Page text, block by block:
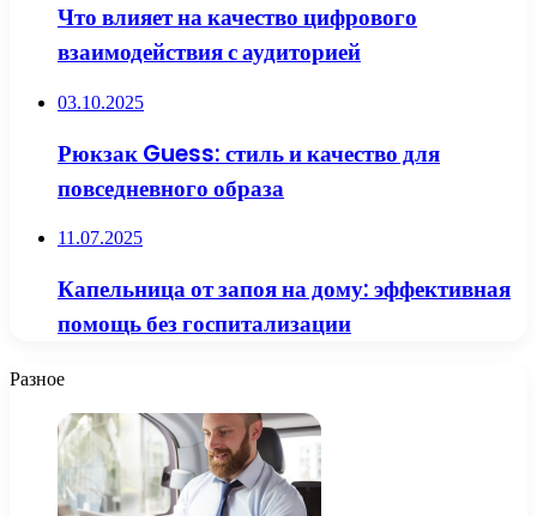
Что влияет на качество цифрового
взаимодействия с аудиторией
03.10.2025
Рюкзак Guess: стиль и качество для
повседневного образа
11.07.2025
Капельница от запоя на дому: эффективная
помощь без госпитализации
Разное